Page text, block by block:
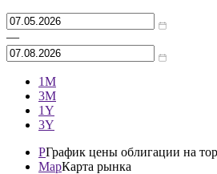
—
1М
3М
1Y
3Y
PГрафик цены облигации на
MapКарта рынка